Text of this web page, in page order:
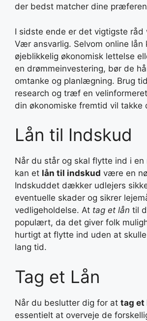
der bedst matcher dine
I sidste ende er det vigtigste råd
Vær ansvarlig. Selvom online lån
øjeblikkelig økonomisk lettelse
en drømmeinvestering, bør de
omtanke og planlægning. Brug
research og træf en
din økonomiske fremtid vil takke
Lån til Indskud
Når du står og skal flytte ind i en
kan et lån til indskud være en
Indskuddet dækker udlejers
eventuelle skader og sikrer
vedligeholdelse. At tag et lån til
populært, da det giver folk
hurtigt at flytte ind uden at
lang tid.
Tag et Lån
Når du beslutter dig for at tag et
essentielt at overveje de